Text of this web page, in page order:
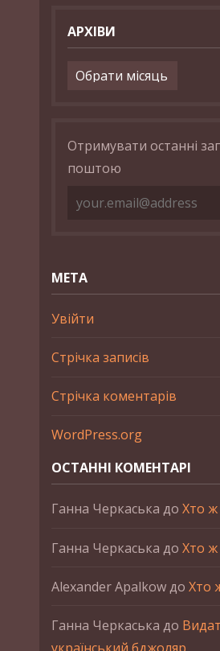
АРХІВИ
Архіви
Отримувати останні
поштою
МЕТА
Увійти
Стрічка записів
Стрічка коментарів
WordPress.org
ОСТАННІ КОМЕНТАРІ
Ганна Черкаська до Хто ж
Ганна Черкаська до Хто ж
Alexander Apalkowдо Хто
Ганна Черкаська до